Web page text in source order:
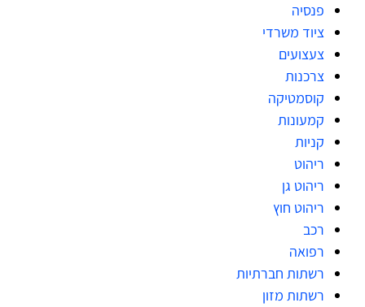
פנסיה
ציוד משרדי
צעצועים
צרכנות
קוסמטיקה
קמעונות
קניות
ריהוט
ריהוט גן
ריהוט חוץ
רכב
רפואה
רשתות חברתיות
רשתות מזון